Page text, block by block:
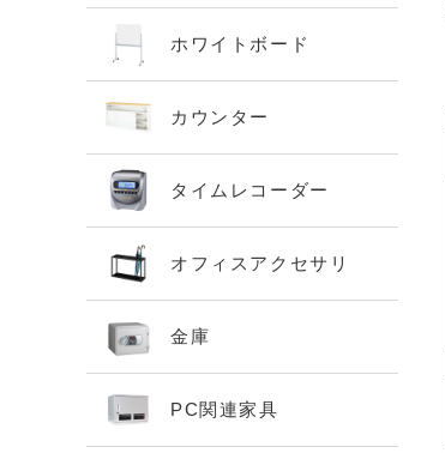
ホワイトボード
カウンター
タイムレコーダー
オフィスアクセサリ
金庫
PC関連家具